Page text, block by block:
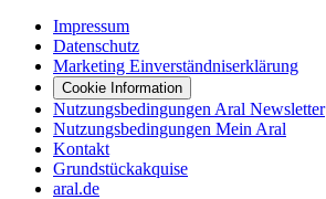
Impressum
Datenschutz
Marketing Einverständniserklärung
Cookie Information
Nutzungsbedingungen Aral Newsletter
Nutzungsbedingungen Mein Aral
Kontakt
Grundstückakquise
aral.de